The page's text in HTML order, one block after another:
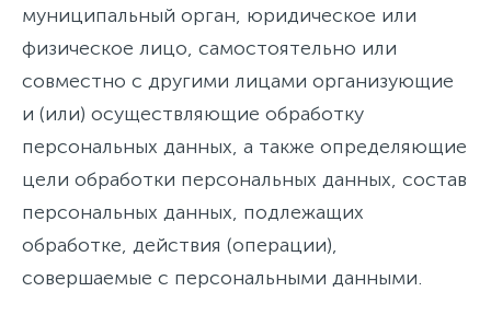
муниципальный орган, юридическое или
физическое лицо, самостоятельно или
совместно с другими лицами организующие
и (или) осуществляющие обработку
персональных данных, а также определяющие
цели обработки персональных данных, состав
персональных данных, подлежащих
обработке, действия (операции),
совершаемые с персональными данными.